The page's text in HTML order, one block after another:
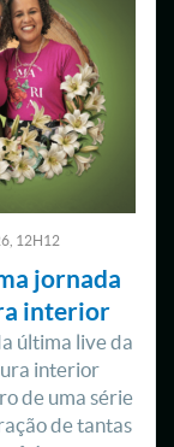
12H12
jornada
interior
última live da
interior
de uma série
de tantas